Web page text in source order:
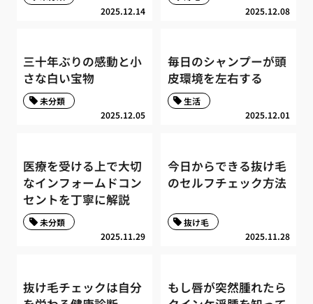
2025.12.14
2025.12.08
三十年ぶりの感動と小
さな白い宝物
2025.12.05
未分類
毎日のシャンプーが頭
皮環境を左右する
2025.12.01
生活
医療を受ける上で大切
なインフォームドコン
セントを丁寧に解説
2025.11.29
未分類
今日からできる抜け毛
のセルフチェック方法
2025.11.28
抜け毛
抜け毛チェックは自分
もし唇が突然腫れたら